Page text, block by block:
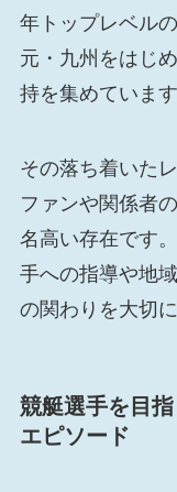
年トップレベル
元・九州をはじ
持を集めています
その落ち着いた
ファンや関係者
名高い存在です
手への指導や地
の関わりを大切
競艇選手を目
エピソード